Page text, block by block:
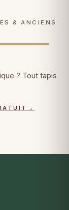
& ANCIENS
? Tout tapis
→